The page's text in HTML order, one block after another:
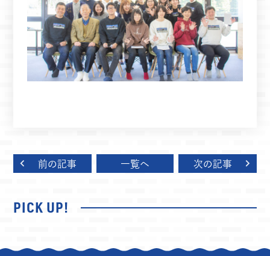
前の記事 一覧へ 次の記事
PICK UP!